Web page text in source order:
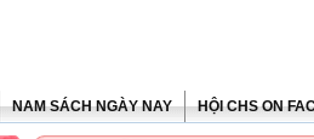
NAM SÁCH NGÀY NAY HỘI CHS ON